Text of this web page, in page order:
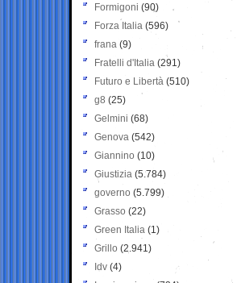
Formigoni (90)
Forza Italia (596)
frana (9)
Fratelli d'Italia (291)
Futuro e Libertà (510)
g8 (25)
Gelmini (68)
Genova (542)
Giannino (10)
Giustizia (5.784)
governo (5.799)
Grasso (22)
Green Italia (1)
Grillo (2.941)
Idv (4)